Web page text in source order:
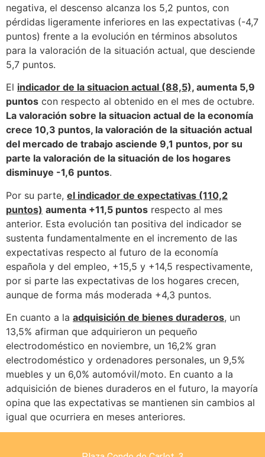
negativa, el descenso alcanza los 5,2 puntos, con
pérdidas ligeramente inferiores en las expectativas (-4,7
puntos) frente a la evolución en términos absolutos
para la valoración de la situación actual, que desciende
5,7 puntos.
El indicador de la situacion actual (88,5), aumenta 5,9
puntos con respecto al obtenido en el mes de octubre.
La valoración sobre la situacion actual de la economía
crece 10,3 puntos, la valoración de la situación actual
del mercado de trabajo asciende 9,1 puntos, por su
parte la valoración de la situación de los hogares
disminuye -1,6 puntos.
Por su parte, el indicador de expectativas (110,2
puntos) aumenta +11,5 puntos respecto al mes
anterior. Esta evolución tan positiva del indicador se
sustenta fundamentalmente en el incremento de las
expectativas respecto al futuro de la economía
española y del empleo, +15,5 y +14,5 respectivamente,
por si parte las expectativas de los hogares crecen,
aunque de forma más moderada +4,3 puntos.
En cuanto a la adquisición de bienes duraderos, un
13,5% afirman que adquirieron un pequeño
electrodoméstico en noviembre, un 16,2% gran
electrodoméstico y ordenadores personales, un 9,5%
muebles y un 6,0% automóvil/moto. En cuanto a la
adquisición de bienes duraderos en el futuro, la mayoría
opina que las expectativas se mantienen sin cambios al
igual que ocurriera en meses anteriores.